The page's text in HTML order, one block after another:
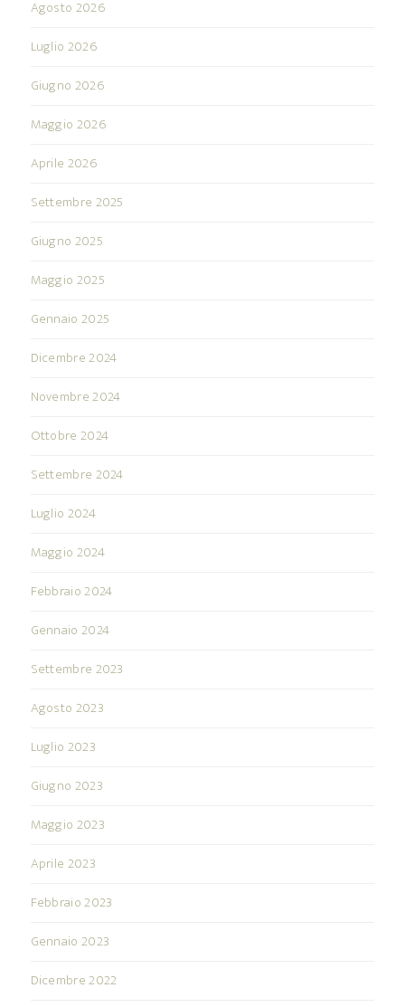
Agosto 2026
Luglio 2026
Giugno 2026
Maggio 2026
Aprile 2026
Settembre 2025
Giugno 2025
Maggio 2025
Gennaio 2025
Dicembre 2024
Novembre 2024
Ottobre 2024
Settembre 2024
Luglio 2024
Maggio 2024
Febbraio 2024
Gennaio 2024
Settembre 2023
Agosto 2023
Luglio 2023
Giugno 2023
Maggio 2023
Aprile 2023
Febbraio 2023
Gennaio 2023
Dicembre 2022